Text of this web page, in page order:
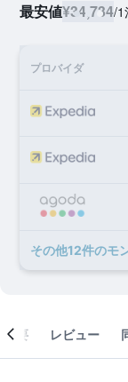
最安値¥34,734/1
プロバイダ
概要 レビュー